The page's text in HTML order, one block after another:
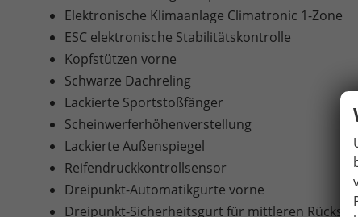
Elektronische Klimaanlage Climatronic 1-Zone
ESC elektronische Stabilitätskontrolle
Kopfstützen vorne
Schwarze Dachreling
Lackierte Sportstoßfänger
Scheinwerferhöhenverstellung
Lackierte Außenspiegel
Reifendruckkontrollsensor
Dreipunkt-Automatikgurte vorne
Dreipunkt-Sicherheitsgurt für mittleren Rücksitz